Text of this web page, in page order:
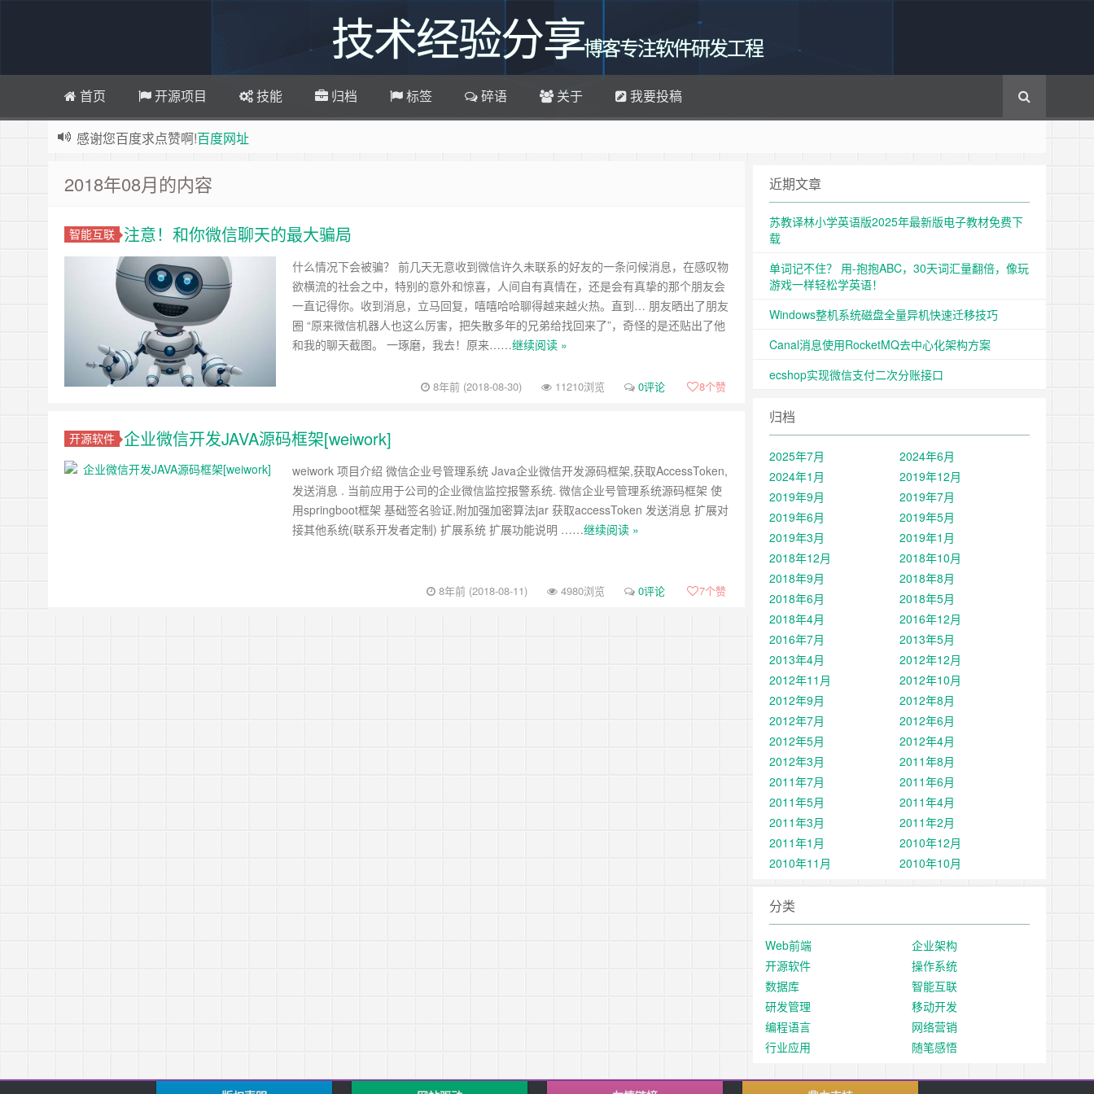
技术经验分享博客专注软件研发工程
首页 开源项目 技能 归档 标签 碎语 关于 我要投稿
感谢您百度求点赞啊!百度网址
博主热烈欢迎 软件定制开发 联系：
已升级为最新版主题,并将持续优化改造中，支持说说碎语功能，可像添加文章一样直接添加说说，
2018年08月的内容
智能互联 注意！和你微信聊天的最大骗局
什么情况下会被骗？ 前几天无意收到微信许久未联系的好友的一条问候消息，在感叹物
欲横流的社会之中，特别的意外和惊喜，人间自有真情在，还是会有真挚的那个朋友会
一直记得你。收到消息，立马回复，嘻嘻哈哈聊得越来越火热。直到… 朋友晒出了朋友
圈 “原来微信机器人也这么厉害，把失散多年的兄弟给找回来了”，奇怪的是还贴出了他
和我的聊天截图。 一琢磨，我去！原来……继续阅读 »
8年前 (2018-08-30) 11210浏览 0评论 8个赞
开源软件 企业微信开发JAVA源码框架[weiwork]
weiwork 项目介绍 微信企业号管理系统 Java企业微信开发源码框架,获取AccessToken,
发送消息 . 当前应用于公司的企业微信监控报警系统. 微信企业号管理系统源码框架 使
用springboot框架 基础签名验证,附加强加密算法jar 获取accessToken 发送消息 扩展对
接其他系统(联系开发者定制) 扩展系统 扩展功能说明 ……继续阅读 »
8年前 (2018-08-11) 4980浏览 0评论 7个赞
近期文章
苏教译林小学英语版2025年最新版电子教材免费下
载
单词记不住？ 用-抱抱ABC，30天词汇量翻倍，像玩
游戏一样轻松学英语！
Windows整机系统磁盘全量异机快速迁移技巧
Canal消息使用RocketMQ去中心化架构方案
ecshop实现微信支付二次分账接口
归档
2025年7月
2024年6月
2024年1月
2019年12月
2019年9月
2019年7月
2019年6月
2019年5月
2019年3月
2019年1月
2018年12月
2018年10月
2018年9月
2018年8月
2018年6月
2018年5月
2018年4月
2016年12月
2016年7月
2013年5月
2013年4月
2012年12月
2012年11月
2012年10月
2012年9月
2012年8月
2012年7月
2012年6月
2012年5月
2012年4月
2012年3月
2011年8月
2011年7月
2011年6月
2011年5月
2011年4月
2011年3月
2011年2月
2011年1月
2010年12月
2010年11月
2010年10月
分类
Web前端
企业架构
开源软件
操作系统
数据库
智能互联
研发管理
移动开发
编程语言
网络营销
行业应用
随笔感悟